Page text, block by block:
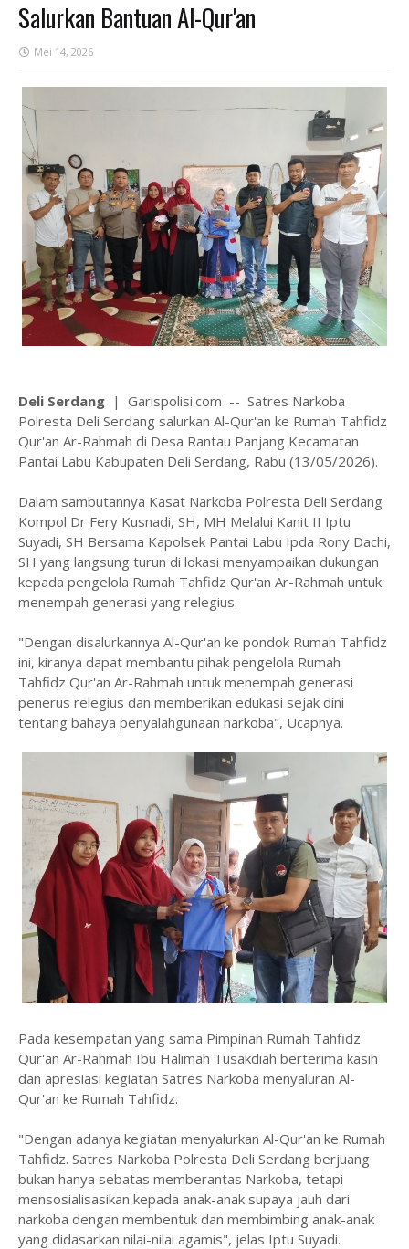
Salurkan Bantuan Al-Qur'an
Mei 14, 2026
Deli Serdang | Garispolisi.com -- Satres Narkoba
Polresta Deli Serdang salurkan Al-Qur'an ke Rumah Tahfidz
Qur'an Ar-Rahmah di Desa Rantau Panjang Kecamatan
Pantai Labu Kabupaten Deli Serdang, Rabu (13/05/2026).
Dalam sambutannya Kasat Narkoba Polresta Deli Serdang
Kompol Dr Fery Kusnadi, SH, MH Melalui Kanit II Iptu
Suyadi, SH Bersama Kapolsek Pantai Labu Ipda Rony Dachi,
SH yang langsung turun di lokasi menyampaikan dukungan
kepada pengelola Rumah Tahfidz Qur'an Ar-Rahmah untuk
menempah generasi yang relegius.
"Dengan disalurkannya Al-Qur'an ke pondok Rumah Tahfidz
ini, kiranya dapat membantu pihak pengelola Rumah
Tahfidz Qur'an Ar-Rahmah untuk menempah generasi
penerus relegius dan memberikan edukasi sejak dini
tentang bahaya penyalahgunaan narkoba", Ucapnya.
Pada kesempatan yang sama Pimpinan Rumah Tahfidz
Qur'an Ar-Rahmah Ibu Halimah Tusakdiah berterima kasih
dan apresiasi kegiatan Satres Narkoba menyaluran Al-
Qur'an ke Rumah Tahfidz.
"Dengan adanya kegiatan menyalurkan Al-Qur'an ke Rumah
Tahfidz. Satres Narkoba Polresta Deli Serdang berjuang
bukan hanya sebatas memberantas Narkoba, tetapi
mensosialisasikan kepada anak-anak supaya jauh dari
narkoba dengan membentuk dan membimbing anak-anak
yang didasarkan nilai-nilai agamis", jelas Iptu Suyadi.